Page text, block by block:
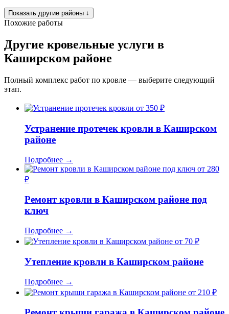
Показать другие районы ↓
Похожие работы
Другие кровельные услуги в
Каширском районе
Полный комплекс работ по кровле — выберите следующий
этап.
от 350 ₽
Устранение протечек кровли в Каширском
районе
Подробнее →
от 280
₽
Ремонт кровли в Каширском районе под
ключ
Подробнее →
от 70 ₽
Утепление кровли в Каширском районе
Подробнее →
от 210 ₽